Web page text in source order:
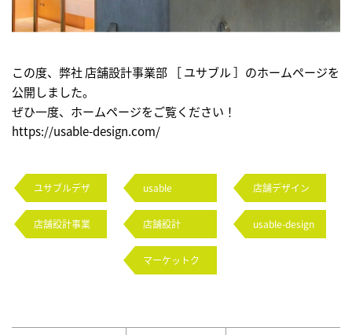
この度、弊社 店舗設計事業部 ［ ユサブル ］のホームページを
公開しました。
ぜひ一度、ホームページをご覧ください！
https://usable-design.com/
ユサブルデザ usable 店舗デザイン
店舗設計事業 店舗設計 usable-design
マーケットク